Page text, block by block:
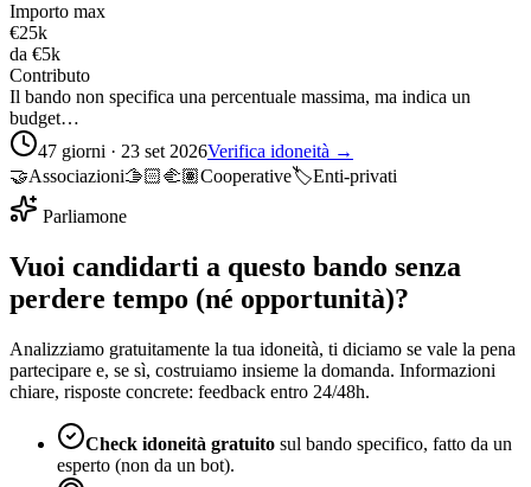
Importo max
€25k
da €5k
Contributo
Il bando non specifica una percentuale massima, ma indica un
budget…
47 giorni · 23 set 2026Verifica idoneità →
🤝Associazioni🫱🏻‍🫲🏽Cooperative🏷️Enti-privati
Parliamone
Vuoi candidarti a questo bando senza
perdere tempo (né opportunità)?
Analizziamo gratuitamente la tua idoneità, ti diciamo se vale la pena
partecipare e, se sì, costruiamo insieme la domanda. Informazioni
chiare, risposte concrete: feedback entro 24/48h.
Check idoneità gratuito sul bando specifico, fatto da un
esperto (non da un bot).